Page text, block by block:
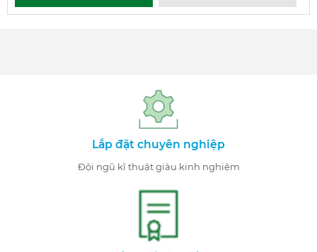
Lắp đặt chuyên nghiệp
Đội ngũ kĩ thuật giàu kinh nghiệm